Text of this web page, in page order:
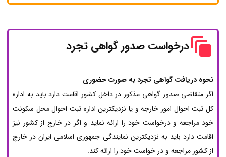
درخواست صدور گواهی تجرد
نحوه دریافت گواهی تجرد به صورت حضوری
اگر متقاضی صدور گواهی مذکور در داخل کشور اقامت دارد باید به اداره
کل ثبت احوال امور خارجه و یا نزدیکترین اداره ثبت احوال محل سکونت
خود مراجعه و درخواست خود را ارائه نماید و اگر در خارج از کشور نیز
اقامت دارد باید به نزدیکترین نمایندگی جمهوری اسلامی ایران در خارج
از کشور مراجعه و در خواست خود را ارائه کند.